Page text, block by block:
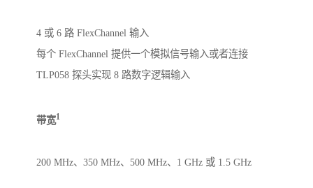
4 或 6 路 FlexChannel 输入
每个 FlexChannel 提供一个模拟信号输入或者连接
TLP058 探头实现 8 路数字逻辑输入
带宽1
200 MHz、350 MHz、500 MHz、1 GHz 或 1.5 GHz